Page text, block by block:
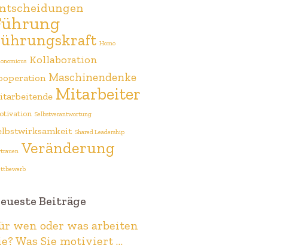
Homo
Kollaboration
Maschinendenke
Mitarbeiter
Selbstverantwortung
Shared Leadership
Veränderung
Beiträge
wen oder was arbeiten
Was Sie motiviert …